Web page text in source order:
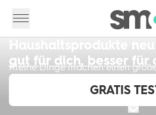
Haushaltsprodukte neu
gut für dich, besser für
Kleine Dinge machen einen
GRATIS